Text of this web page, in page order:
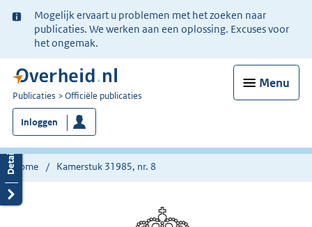
Ter
informatie:
Mogelijk ervaart u problemen met het zoeken naar
publicaties. We werken aan een oplossing. Excuses voor
het ongemak.
Menu
U
bent
nu
hier:
Publicaties Officiële publicaties
Inloggen
Home Kamerstuk 31985, nr. 8